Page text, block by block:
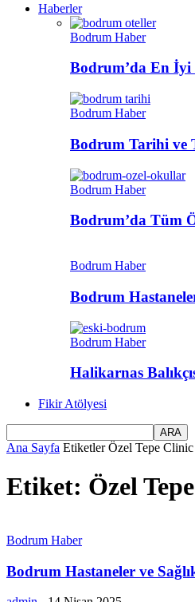
Haberler
Bodrum Haber
Bodrum’da En
Bodrum Haber
Bodrum Tarihi ve
Bodrum Haber
Bodrum’da Tüm
Bodrum Haber
Bodrum
Bodrum Haber
Halikarnas
Fikir Atölyesi
Ana Sayfa Etiketler Özel Tepe Clinic
Etiket: Özel
Bodrum Haber
Bodrum Hastaneler ve